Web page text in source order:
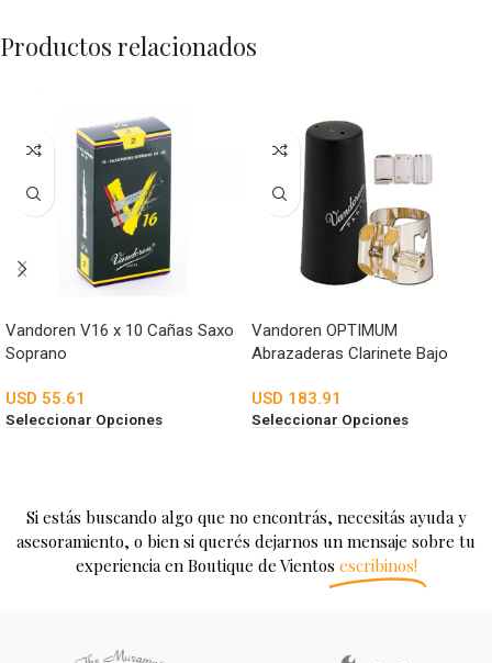
Productos relacionados
Vandoren V16 x 10 Cañas Saxo
Soprano
USD 55.61
Seleccionar Opciones
Vandoren OPTIMUM
Abrazaderas Clarinete Bajo
USD 183.91
Seleccionar Opciones
Si estás buscando algo que no encontrás, necesitás ayuda y
asesoramiento, o bien si querés dejarnos un mensaje sobre tu
experiencia en Boutique de Vientos escribinos!